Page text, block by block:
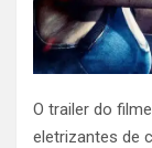
O trailer do
eletrizantes de